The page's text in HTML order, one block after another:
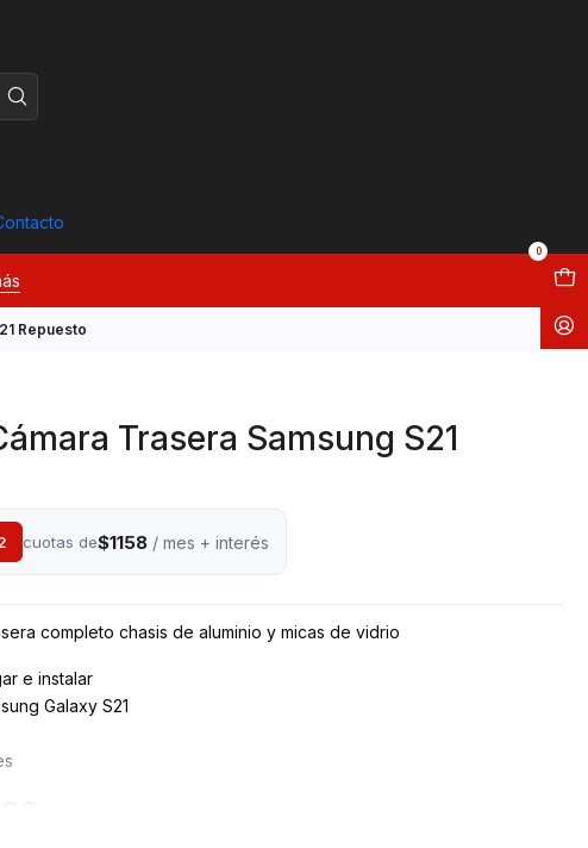
0
Repuesto
Trasera Samsung S21
cuotas de$1158/ mes + interés
completo chasis de aluminio y micas de vidrio
e instalar
Galaxy S21